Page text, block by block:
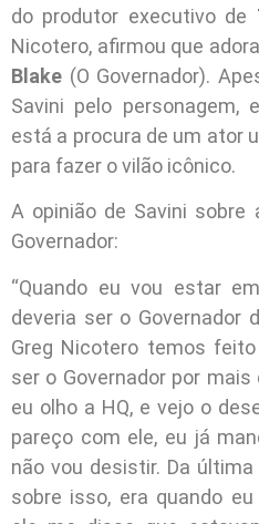
do produtor executivo de
Nicotero, afirmou que
Blake (O Governador).
Savini pelo personagem,
está a procura de um ator
para fazer o vilão icônico.
A opinião de Savini
Governador:
“Quando eu vou estar
deveria ser o Governador
Greg Nicotero temos
ser o Governador por
eu olho a HQ, e vejo o
pareço com ele, eu já
não vou desistir. Da
sobre isso, era quando